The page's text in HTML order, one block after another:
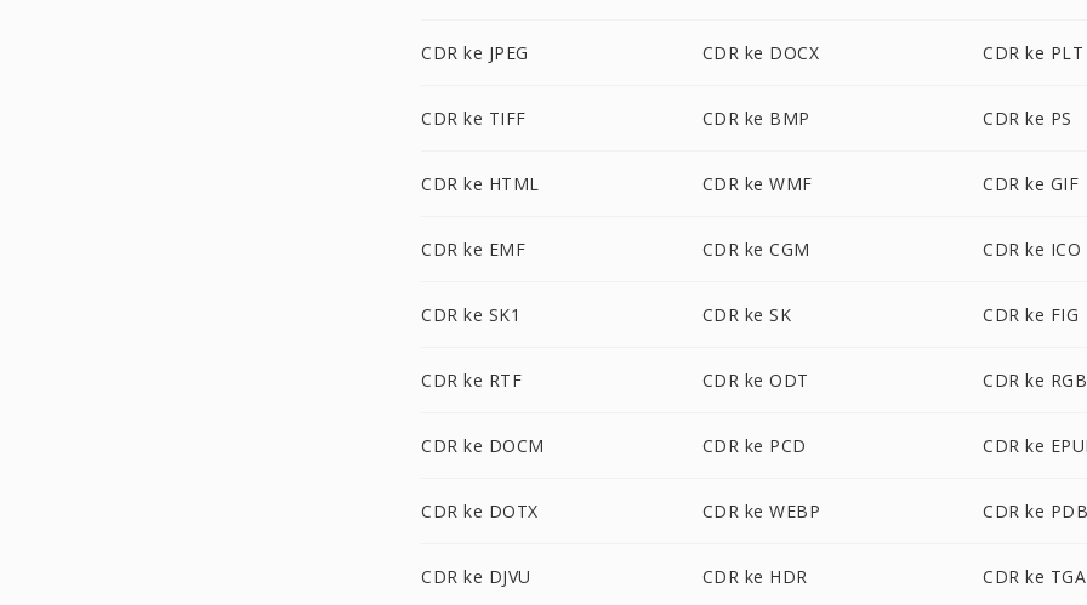
CDR ke JPEG CDR ke DOCX CDR ke PLT
CDR ke TIFF CDR ke BMP CDR ke PS
CDR ke HTML CDR ke WMF CDR ke GIF
CDR ke EMF CDR ke CGM CDR ke ICO
CDR ke SK1 CDR ke SK CDR ke FIG
CDR ke RTF CDR ke ODT CDR ke RGB
CDR ke DOCM CDR ke PCD CDR ke
CDR ke DOTX CDR ke WEBP CDR ke
CDR ke DJVU CDR ke HDR CDR ke TGA